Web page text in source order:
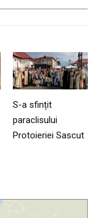
S-a sfințit
paraclisului
Protoieriei Sascut